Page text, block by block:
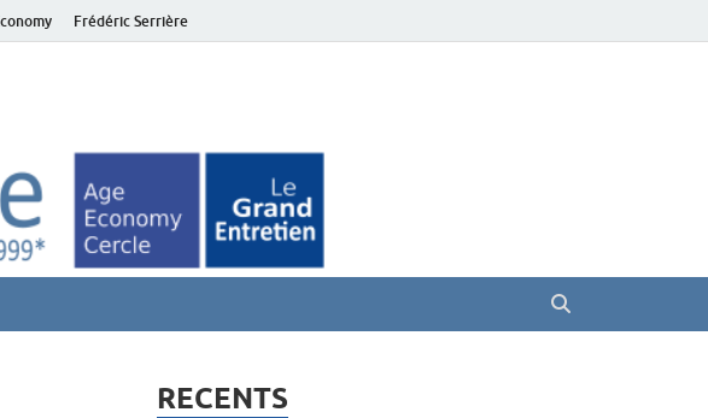
Frédéric Serrière
RECENTS